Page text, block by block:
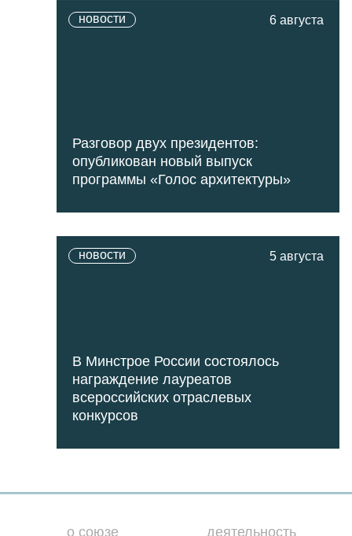
новости 6 августа
Разговор двух президентов:
опубликован новый выпуск
программы «Голос архитектуры»
новости 5 августа
В Минстрое России состоялось
награждение лауреатов
всероссийских отраслевых
конкурсов
о союзе
деятельность